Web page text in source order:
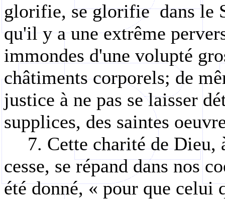
glorifie, se glorifie dans le
qu'il y a une extrême
immondes d'une volupté
châtiments corporels; de
justice à ne pas se laisser
supplices, des saintes
7. Cette charité de Dieu,
cesse, se répand dans nos
été donné, « pour que